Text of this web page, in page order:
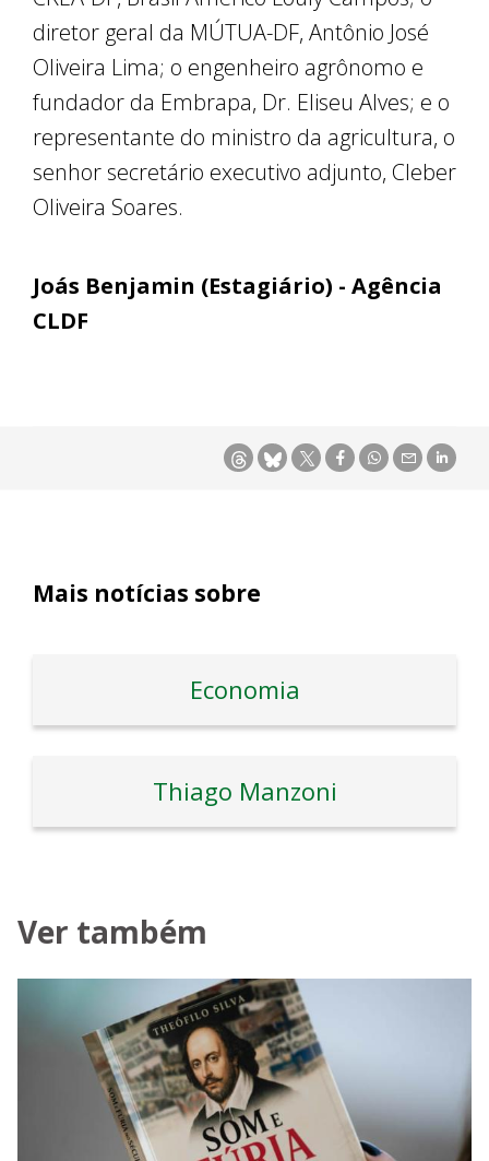
diretor geral da MÚTUA-DF, Antônio José
Oliveira Lima; o engenheiro agrônomo e
fundador da Embrapa, Dr. Eliseu Alves; e o
representante do ministro da agricultura, o
senhor secretário executivo adjunto, Cleber
Oliveira Soares.
Joás Benjamin (Estagiário) - Agência
CLDF
Mais notícias sobre
Economia
Thiago Manzoni
Ver também